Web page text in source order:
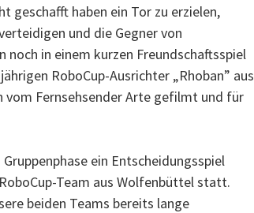
geschafft haben ein Tor zu erzielen,
und die Gegner von
noch in einem kurzen Freundschaftsspiel
RoboCup-Ausrichter „Rhoban” aus
vom Fernsehsender Arte gefilmt und für
ein Entscheidungsspiel
Team aus Wolfenbüttel statt.
beiden Teams bereits lange